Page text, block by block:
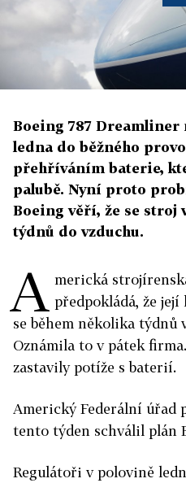
Boeing 787
ledna do běžného
přehříváním baterie,
palubě. Nyní proto
Boeing věří, že se stroj
týdnů do vzduchu.
A merická
předpokládá, že
se během několika týdnů
Oznámila to v pátek
zastavily potíže s baterií.
Americký Federální úřad
tento týden schválil plán
Regulátoři v polovině